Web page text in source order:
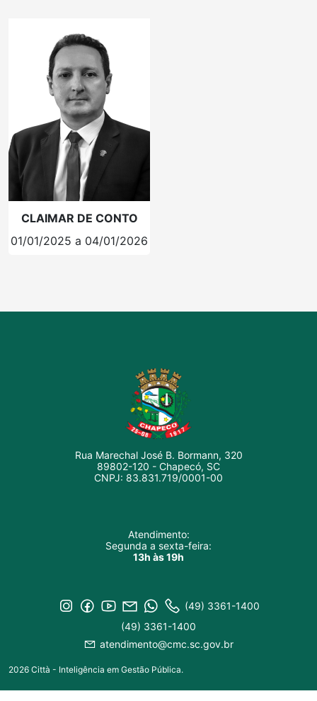
CLAIMAR DE CONTO
01/01/2025 a 04/01/2026
Rua Marechal José B. Bormann, 320
89802-120 - Chapecó, SC
CNPJ: 83.831.719/0001-00
Atendimento:
Segunda a sexta-feira:
13h às 19h
(49) 3361-1400
(49) 3361-1400
atendimento@cmc.sc.gov.br
2026 Città - Inteligência em Gestão Pública.